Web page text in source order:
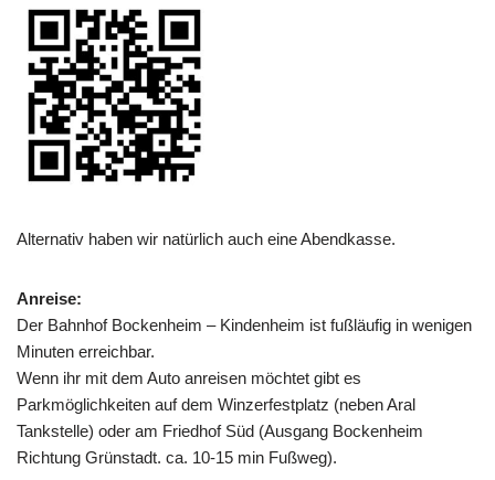
Alternativ haben wir natürlich auch eine Abendkasse.
Anreise:
Der Bahnhof Bockenheim – Kindenheim ist fußläufig in wenigen
Minuten erreichbar.
Wenn ihr mit dem Auto anreisen möchtet gibt es
Parkmöglichkeiten auf dem Winzerfestplatz (neben Aral
Tankstelle) oder am Friedhof Süd (Ausgang Bockenheim
Richtung Grünstadt. ca. 10-15 min Fußweg).